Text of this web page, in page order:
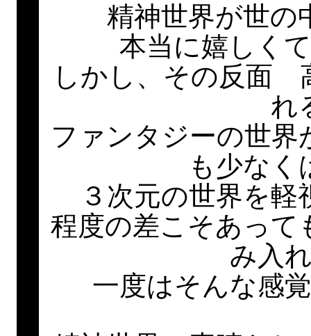
精神世界が世の
本当に嬉しく
しかし、その反面
れ
ファンタジーの世
も少なく
３次元の世界を
程度の差こそあっ
み入
一度はそんな感